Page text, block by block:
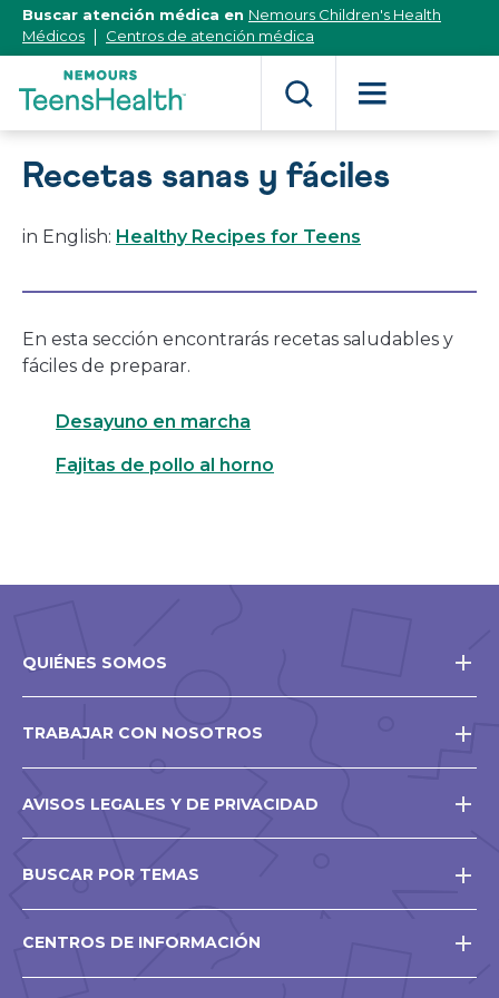
[Skip
Content]
Buscar atención médica en Nemours Children's Health
Médicos
Centros de atención médica
Recetas sanas y fáciles
in English: Healthy Recipes for Teens
En esta sección encontrarás recetas saludables y
fáciles de preparar.
Desayuno en marcha
Fajitas de pollo al horno
QUIÉNES SOMOS
TRABAJAR CON NOSOTROS
AVISOS LEGALES Y DE PRIVACIDAD
BUSCAR POR TEMAS
CENTROS DE INFORMACIÓN